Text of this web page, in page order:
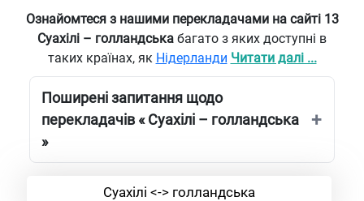
Ознайомтеся з нашими перекладачами на сайті 13
Суахілі – голландська багато з яких доступні в
таких країнах, як Нідерланди Читати далі ...
Поширені запитання щодо
перекладачів « Суахілі – голландська
»
Суахілі <-> голландська